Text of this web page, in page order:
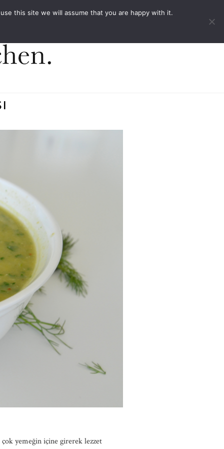
yemeğin içine girerek lezzet
this site we will assume that you are happy with it.